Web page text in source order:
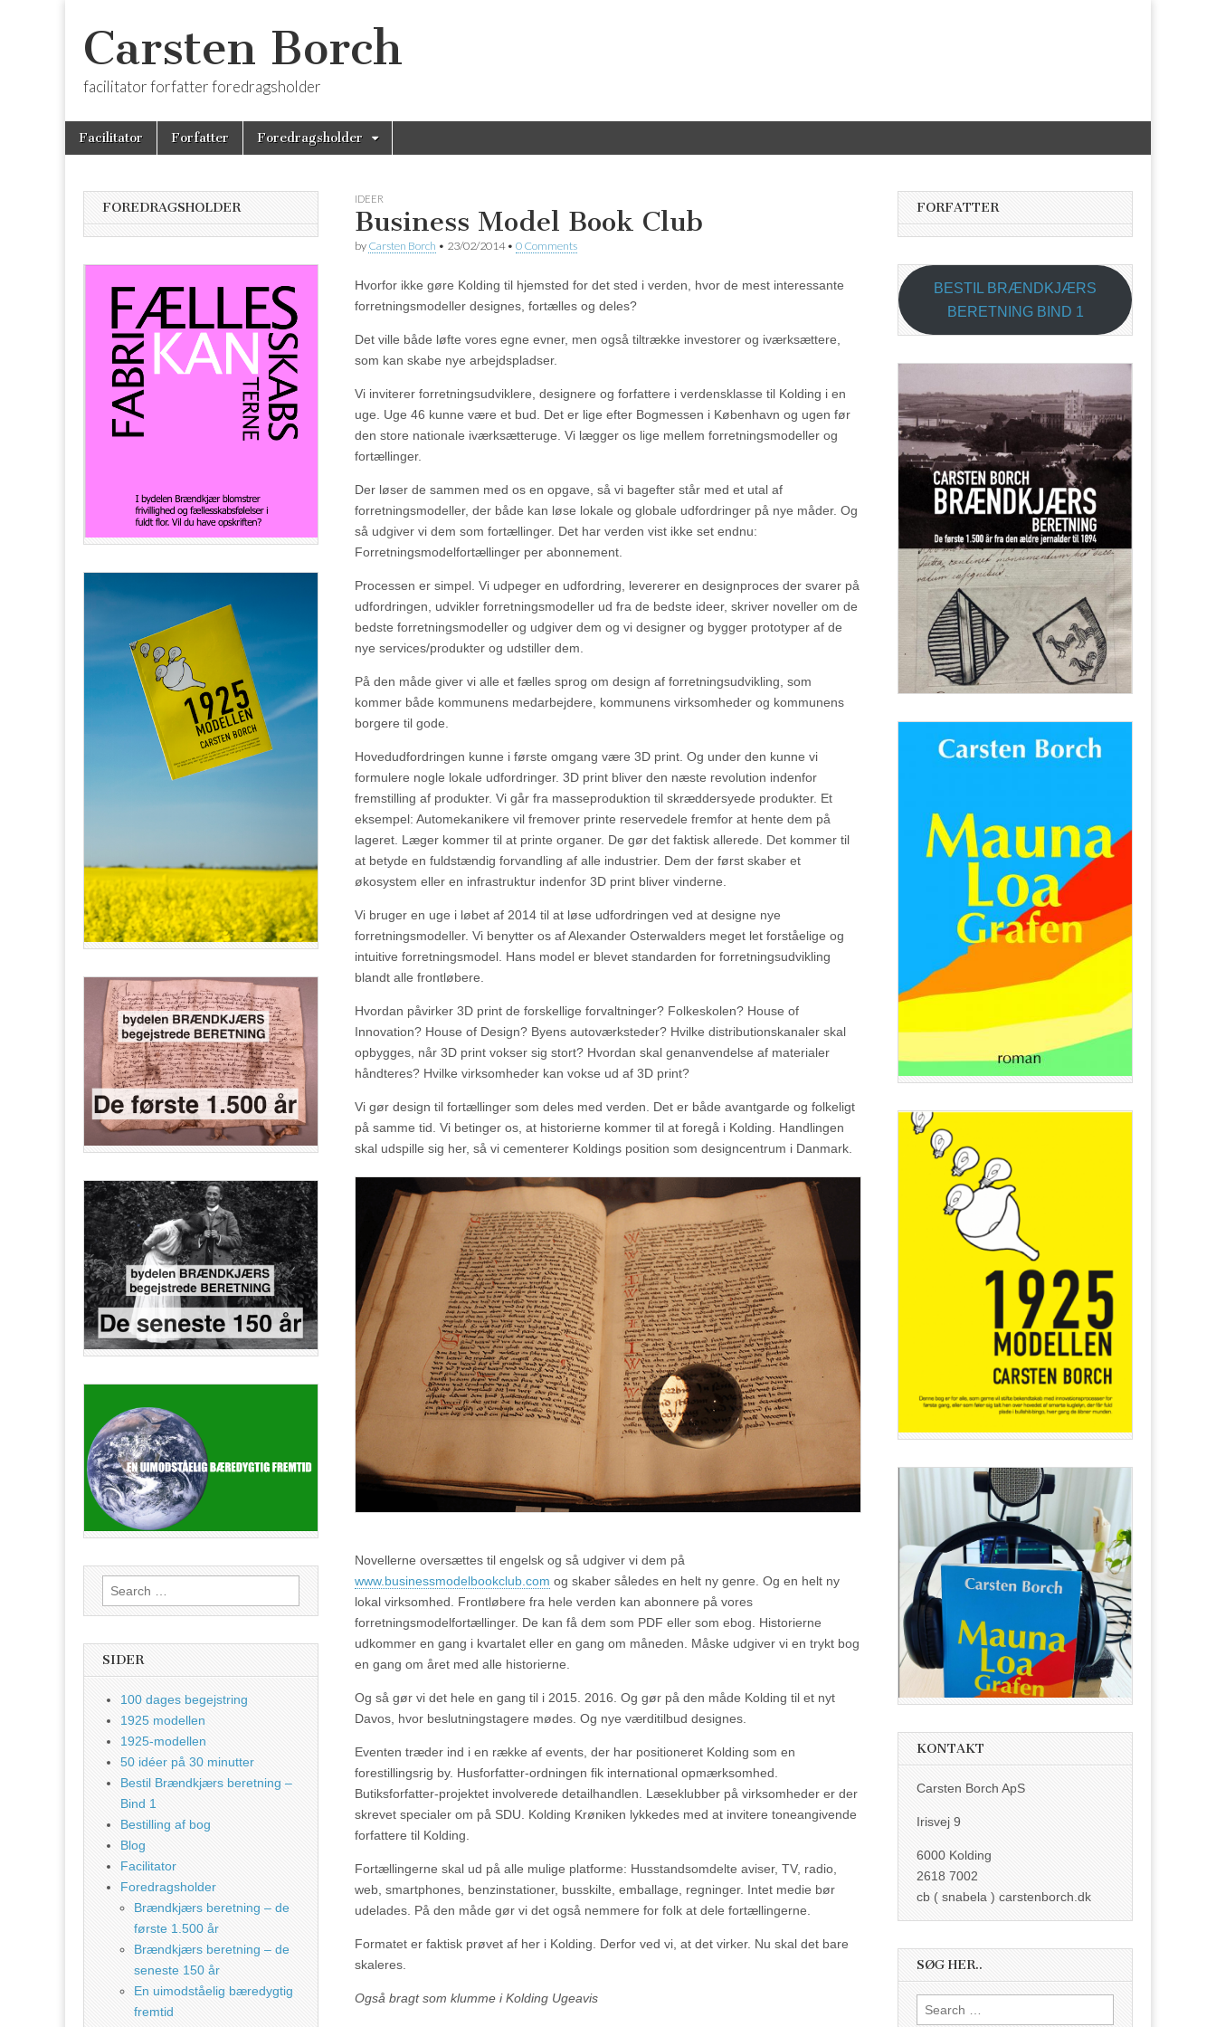
Carsten Borch
facilitator forfatter foredragsholder
Main
menu
Skip
Facilitator Forfatter Foredragsholder
IDEER
Business Model Book Club
by Carsten Borch • 23/02/2014• 0 Comments
Hvorfor ikke gøre Kolding til hjemsted for det sted i verden, hvor de mest interessante
forretningsmodeller designes, fortælles og deles?
Det ville både løfte vores egne evner, men også tiltrække investorer og iværksættere,
som kan skabe nye arbejdspladser.
Vi inviterer forretningsudviklere, designere og forfattere i verdensklasse til Kolding i en
uge. Uge 46 kunne være et bud. Det er lige efter Bogmessen i København og ugen før
den store nationale iværksætteruge. Vi lægger os lige mellem forretningsmodeller og
fortællinger.
Der løser de sammen med os en opgave, så vi bagefter står med et utal af
forretningsmodeller, der både kan løse lokale og globale udfordringer på nye måder. Og
så udgiver vi dem som fortællinger. Det har verden vist ikke set endnu:
Forretningsmodelfortællinger per abonnement.
Processen er simpel. Vi udpeger en udfordring, levererer en designproces der svarer på
udfordringen, udvikler forretningsmodeller ud fra de bedste ideer, skriver noveller om de
bedste forretningsmodeller og udgiver dem og vi designer og bygger prototyper af de
nye services/produkter og udstiller dem.
På den måde giver vi alle et fælles sprog om design af forretningsudvikling, som
kommer både kommunens medarbejdere, kommunens virksomheder og kommunens
borgere til gode.
Hovedudfordringen kunne i første omgang være 3D print. Og under den kunne vi
formulere nogle lokale udfordringer. 3D print bliver den næste revolution indenfor
fremstilling af produkter. Vi går fra masseproduktion til skræddersyede produkter. Et
eksempel: Automekanikere vil fremover printe reservedele fremfor at hente dem på
lageret. Læger kommer til at printe organer. De gør det faktisk allerede. Det kommer til
at betyde en fuldstændig forvandling af alle industrier. Dem der først skaber et
økosystem eller en infrastruktur indenfor 3D print bliver vinderne.
Vi bruger en uge i løbet af 2014 til at løse udfordringen ved at designe nye
forretningsmodeller. Vi benytter os af Alexander Osterwalders meget let forståelige og
intuitive forretningsmodel. Hans model er blevet standarden for forretningsudvikling
blandt alle frontløbere.
Hvordan påvirker 3D print de forskellige forvaltninger? Folkeskolen? House of
Innovation? House of Design? Byens autoværksteder? Hvilke distributionskanaler skal
opbygges, når 3D print vokser sig stort? Hvordan skal genanvendelse af materialer
håndteres? Hvilke virksomheder kan vokse ud af 3D print?
Vi gør design til fortællinger som deles med verden. Det er både avantgarde og folkeligt
på samme tid. Vi betinger os, at historierne kommer til at foregå i Kolding. Handlingen
skal udspille sig her, så vi cementerer Koldings position som designcentrum i Danmark.
Novellerne oversættes til engelsk og så udgiver vi dem på
www.businessmodelbookclub.com og skaber således en helt ny genre. Og en helt ny
lokal virksomhed. Frontløbere fra hele verden kan abonnere på vores
forretningsmodelfortællinger. De kan få dem som PDF eller som ebog. Historierne
udkommer en gang i kvartalet eller en gang om måneden. Måske udgiver vi en trykt bog
en gang om året med alle historierne.
Og så gør vi det hele en gang til i 2015. 2016. Og gør på den måde Kolding til et nyt
Davos, hvor beslutningstagere mødes. Og nye værditilbud designes.
Eventen træder ind i en række af events, der har positioneret Kolding som en
forestillingsrig by. Husforfatter-ordningen fik international opmærksomhed.
Butiksforfatter-projektet involverede detailhandlen. Læseklubber på virksomheder er der
skrevet specialer om på SDU. Kolding Krøniken lykkedes med at invitere toneangivende
forfattere til Kolding.
Fortællingerne skal ud på alle mulige platforme: Husstandsomdelte aviser, TV, radio,
web, smartphones, benzinstationer, busskilte, emballage, regninger. Intet medie bør
udelades. På den måde gør vi det også nemmere for folk at dele fortællingerne.
Formatet er faktisk prøvet af her i Kolding. Derfor ved vi, at det virker. Nu skal det bare
skaleres.
Også bragt som klumme i Kolding Ugeavis
FOREDRAGSHOLDER
Search
for:
SIDER
100 dages begejstring
1925 modellen
1925-modellen
50 idéer på 30 minutter
Bestil Brændkjærs beretning –
Bind 1
Bestilling af bog
Blog
Facilitator
Foredragsholder
Brændkjærs beretning – de
første 1.500 år
Brændkjærs beretning – de
seneste 150 år
En uimodståelig bæredygtig
fremtid
FORFATTER
BESTIL BRÆNDKJÆRS
BERETNING BIND 1
KONTAKT
Carsten Borch ApS
Irisvej 9
6000 Kolding
2618 7002
cb ( snabela ) carstenborch.dk
SØG HER..
Search
for: